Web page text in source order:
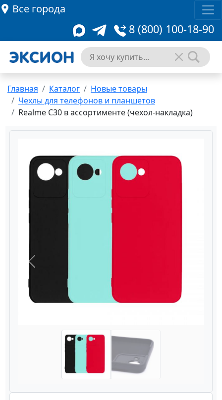
Все города
8 (800) 100-18-90
Главная Каталог
Новые товары
Чехлы для телефонов и планшетов
Realme C30 в ассортименте (чехол-накладка)
Назад